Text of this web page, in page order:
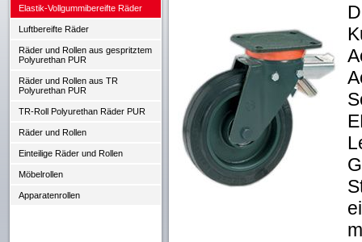
Elastik-Vollgummibereifte Räder
Luftbereifte Räder
Räder und Rollen aus gespritztem
Polyurethan PUR
Räder und Rollen aus TR
Polyurethan PUR
TR-Roll Polyurethan Räder PUR
Räder und Rollen
Einteilige Räder und Rollen
Möbelrollen
Apparatenrollen